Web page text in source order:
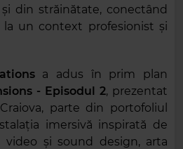
din străinătate, conectând
la un context profesionist și
a adus în prim plan
- Episodul 2, prezentat
parte din portofoliul
imersivă inspirată de
video și sound design, arta